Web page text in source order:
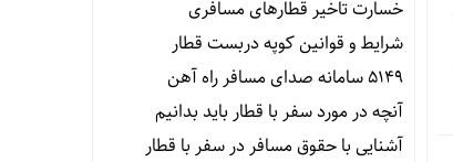
خسارت تاخیر قطارهای مسافری
شرایط و قوانین کوپه دربست قطار
۵۱۴۹ سامانه صدای مسافر راه آهن
آنچه در مورد سفر با قطار باید بدانیم
آشنایی با حقوق مسافر در سفر با قطار